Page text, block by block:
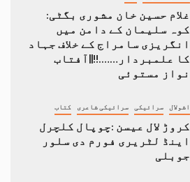
غلام حسین خان مشوری بگٹی:
کوہ سلیمان کے دامن میں
انگریزی سامراج کے خلاف جہاد
کا علمبردار…….!!||آفتاب
نواز مستوئی
اشولال سرائیکی سرائیکی شاعری کتاب
کروڑ لال عیسن :چوپال کلچرل
اینڈ لٹریری فورم دی سلور
جوبلی